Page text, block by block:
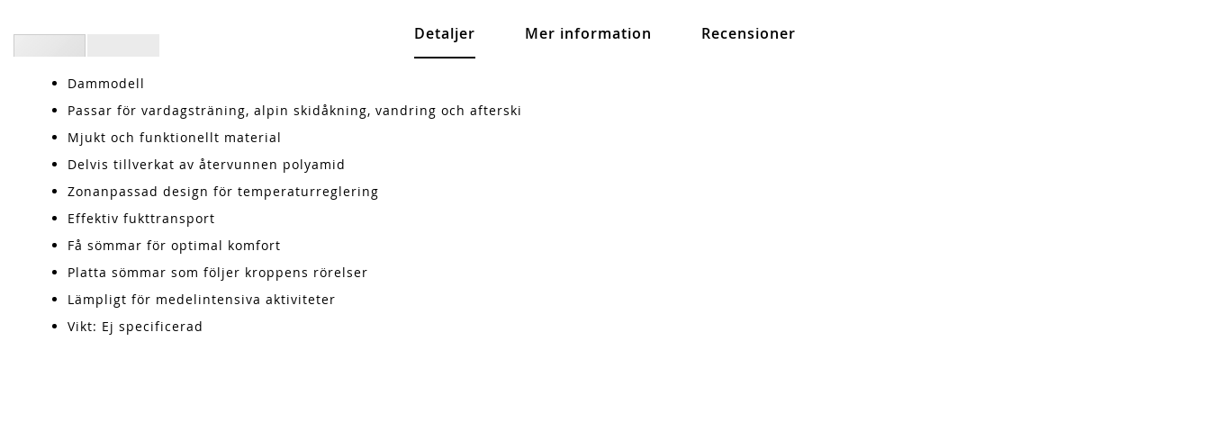
Detaljer
Dammodell
Passar för vardagsträning, alpin skidåkning, vandring och afterski
Mjukt och funktionellt material
Delvis tillverkat av återvunnen polyamid
Zonanpassad design för temperaturreglering
Effektiv fukttransport
Få sömmar för optimal komfort
Platta sömmar som följer kroppens rörelser
Lämpligt för medelintensiva aktiviteter
Vikt: Ej specificerad
Mer information Recensioner